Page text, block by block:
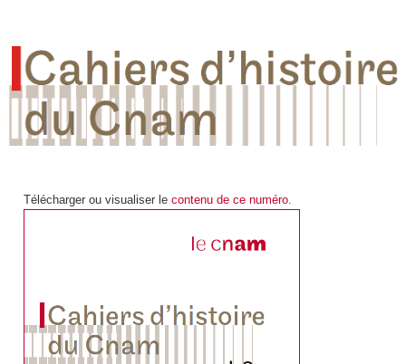
Télécharger ou visualiser le contenu de ce numéro.